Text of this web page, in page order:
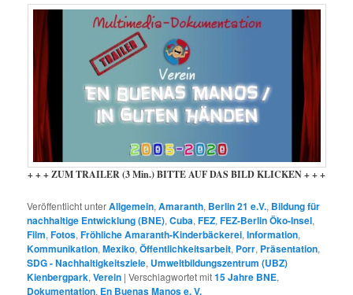
+ + + ZUM TRAILER (3 Min.) BITTE AUF DAS BILD KLICKEN + + +
Veröffentlicht unterAllgemein,Amaranth, Berlin 21 e.V., Bildung für
nachhaltige Entwicklung (BNE),Cuba,FEZ,FEZ-Berlin Öko-Insel,
Film,Fotos,Fröhliche Amaranth-Kinderbäckerei,Information,
Kommunikation,Mexiko,Öffentlichkeitsarbeit, Porr, Präsentation,
SDG - Nachhaltigkeitsziele, Umweltbildungszentrum (UBZ)
Kienbergpark,Verein |Verschlagwortet mit15 Jahre BNE,
Dokumentation, En Buenas Manos e. V.